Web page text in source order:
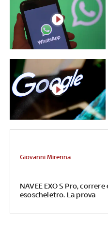
NAVEE EXO S Pro,
esoscheletro. La prova
Giovanni Mirenna